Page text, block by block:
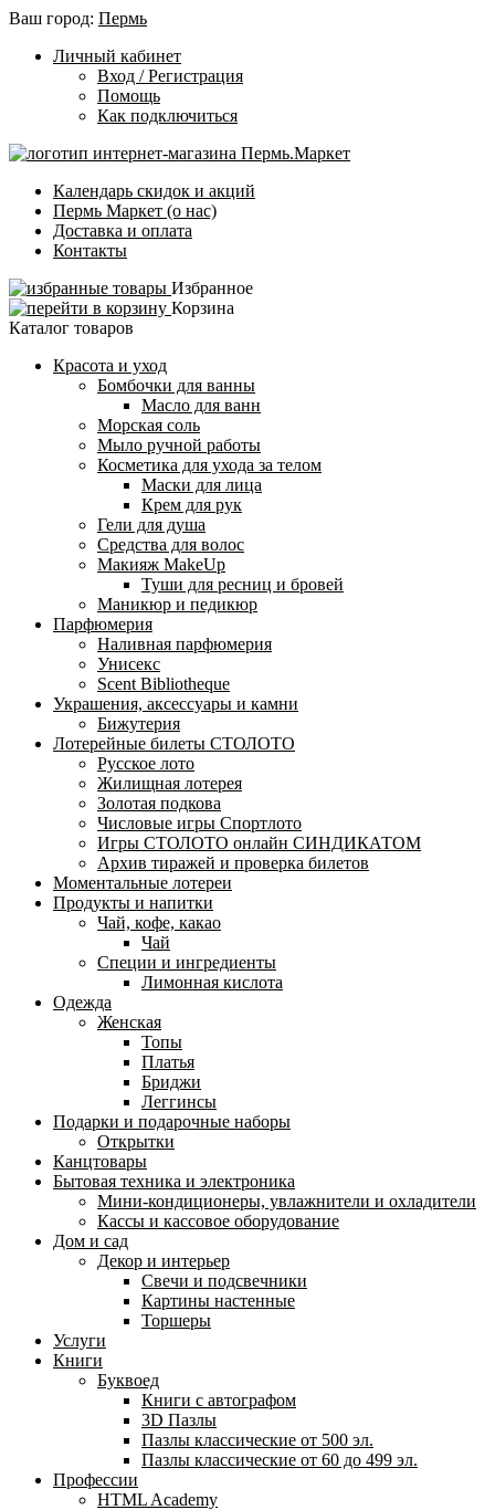
Ваш город: Пермь
Личный кабинет
Вход / Регистрация
Помощь
Как подключиться
Календарь скидок и акций
Пермь Маркет (о нас)
Доставка и оплата
Контакты
Избранное
Корзина
Каталог товаров
Красота и уход
Бомбочки для ванны
Масло для ванн
Морская соль
Мыло ручной работы
Косметика для ухода за телом
Маски для лица
Крем для рук
Гели для душа
Средства для волос
Макияж MakeUp
Туши для ресниц и бровей
Маникюр и педикюр
Парфюмерия
Наливная парфюмерия
Унисекс
Scent Bibliotheque
Украшения, аксессуары и камни
Бижутерия
Лотерейные билеты СТОЛОТО
Русское лото
Жилищная лотерея
Золотая подкова
Числовые игры Спортлото
Игры СТОЛОТО онлайн СИНДИКАТОМ
Архив тиражей и проверка билетов
Моментальные лотереи
Продукты и напитки
Чай, кофе, какао
Чай
Специи и ингредиенты
Лимонная кислота
Одежда
Женская
Топы
Платья
Бриджи
Леггинсы
Подарки и подарочные наборы
Открытки
Канцтовары
Бытовая техника и электроника
Мини-кондиционеры, увлажнители и охладители
Кассы и кассовое оборудование
Дом и сад
Декор и интерьер
Свечи и подсвечники
Картины настенные
Торшеры
Услуги
Книги
Буквоед
Книги с автографом
3D Пазлы
Пазлы классические от 500 эл.
Пазлы классические от 60 до 499 эл.
Профессии
HTML Academy